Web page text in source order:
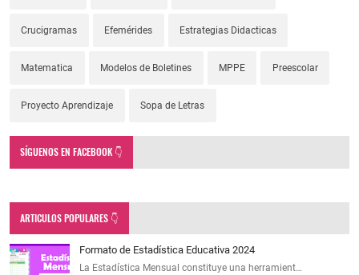
Crucigramas Efemérides Estrategias Didacticas
Matematica Modelos de Boletines MPPE Preescolar
Proyecto Aprendizaje Sopa de Letras
SÍGUENOS EN FACEBOOK 👇
ARTICULOS POPULARES 👇
Formato de Estadística Educativa 2024
La Estadística Mensual constituye una herramient…